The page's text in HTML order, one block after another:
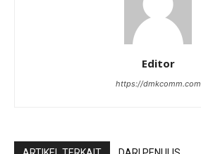
Editor
https://dmkcomm.com